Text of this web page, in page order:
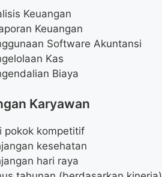
Keuangan
Keuangan
Software Akuntansi
Kas
Biaya
Karyawan
pokok kompetitif
kesehatan
hari raya